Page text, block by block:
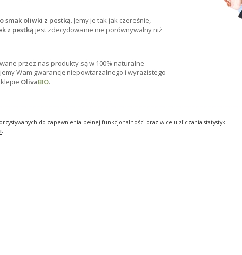
do zapewnienia pełnej funkcjonalności oraz w celu zliczania statystyk
.
smak oliwki z pestką. Jemy je tak jak czereśnie,
z pestką jest zdecydowanie nie porównywalny niż
przez nas produkty są w 100% naturalne
Wam gwarancję niepowtarzalnego i wyrazistego
OlivaBIO.